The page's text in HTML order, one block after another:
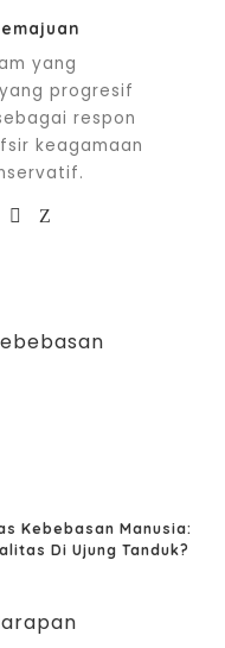
yang
progresif
respon
keagamaan
Kebebasan Manusia:
Di Ujung Tanduk?